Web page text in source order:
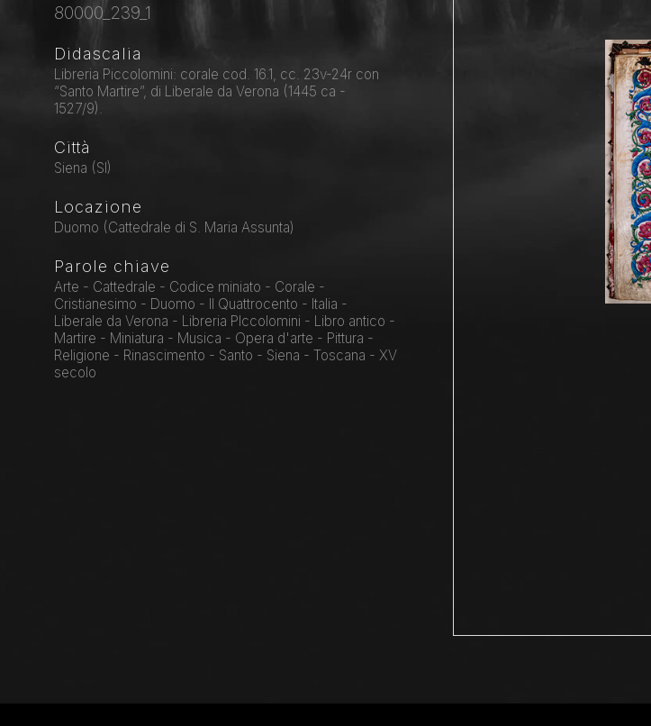
80000_239_1
Didascalia
Libreria Piccolomini: corale cod. 16.1, cc. 23v-24r con
“Santo Martire”, di Liberale da Verona (1445 ca -
1527/9).
Città
Siena (SI)
Locazione
Duomo (Cattedrale di S. Maria Assunta)
Parole chiave
Arte - Cattedrale - Codice miniato - Corale -
Cristianesimo - Duomo - Il Quattrocento - Italia -
Liberale da Verona - Libreria PIccolomini - Libro antico -
Martire - Miniatura - Musica - Opera d'arte - Pittura -
Religione - Rinascimento - Santo - Siena - Toscana - XV
secolo